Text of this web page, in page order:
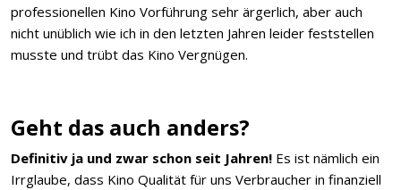
professionellen Kino Vorführung sehr ärgerlich, aber auch
nicht unüblich wie ich in den letzten Jahren leider feststellen
musste und trübt das Kino Vergnügen.
Geht das auch anders?
Definitiv ja und zwar schon seit Jahren! Es ist nämlich ein
Irrglaube, dass Kino Qualität für uns Verbraucher in finanziell